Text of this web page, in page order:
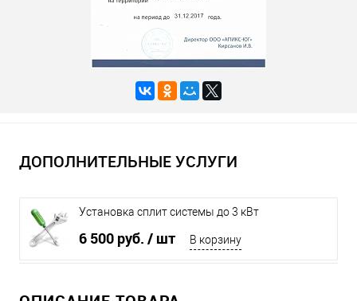
ДОПОЛНИТЕЛЬНЫЕ УСЛУГИ
Установка сплит системы до 3 кВт
6 500 руб. / шт В корзину